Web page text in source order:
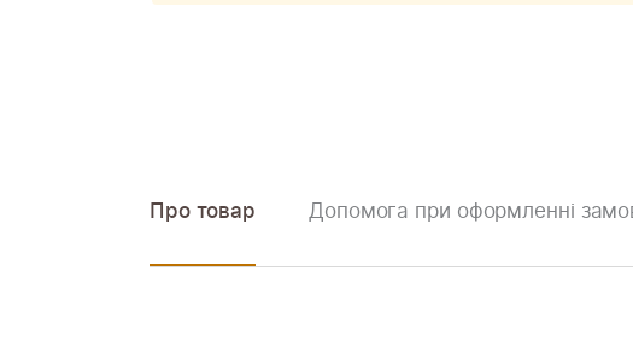
Про товар Допомога при оформленні